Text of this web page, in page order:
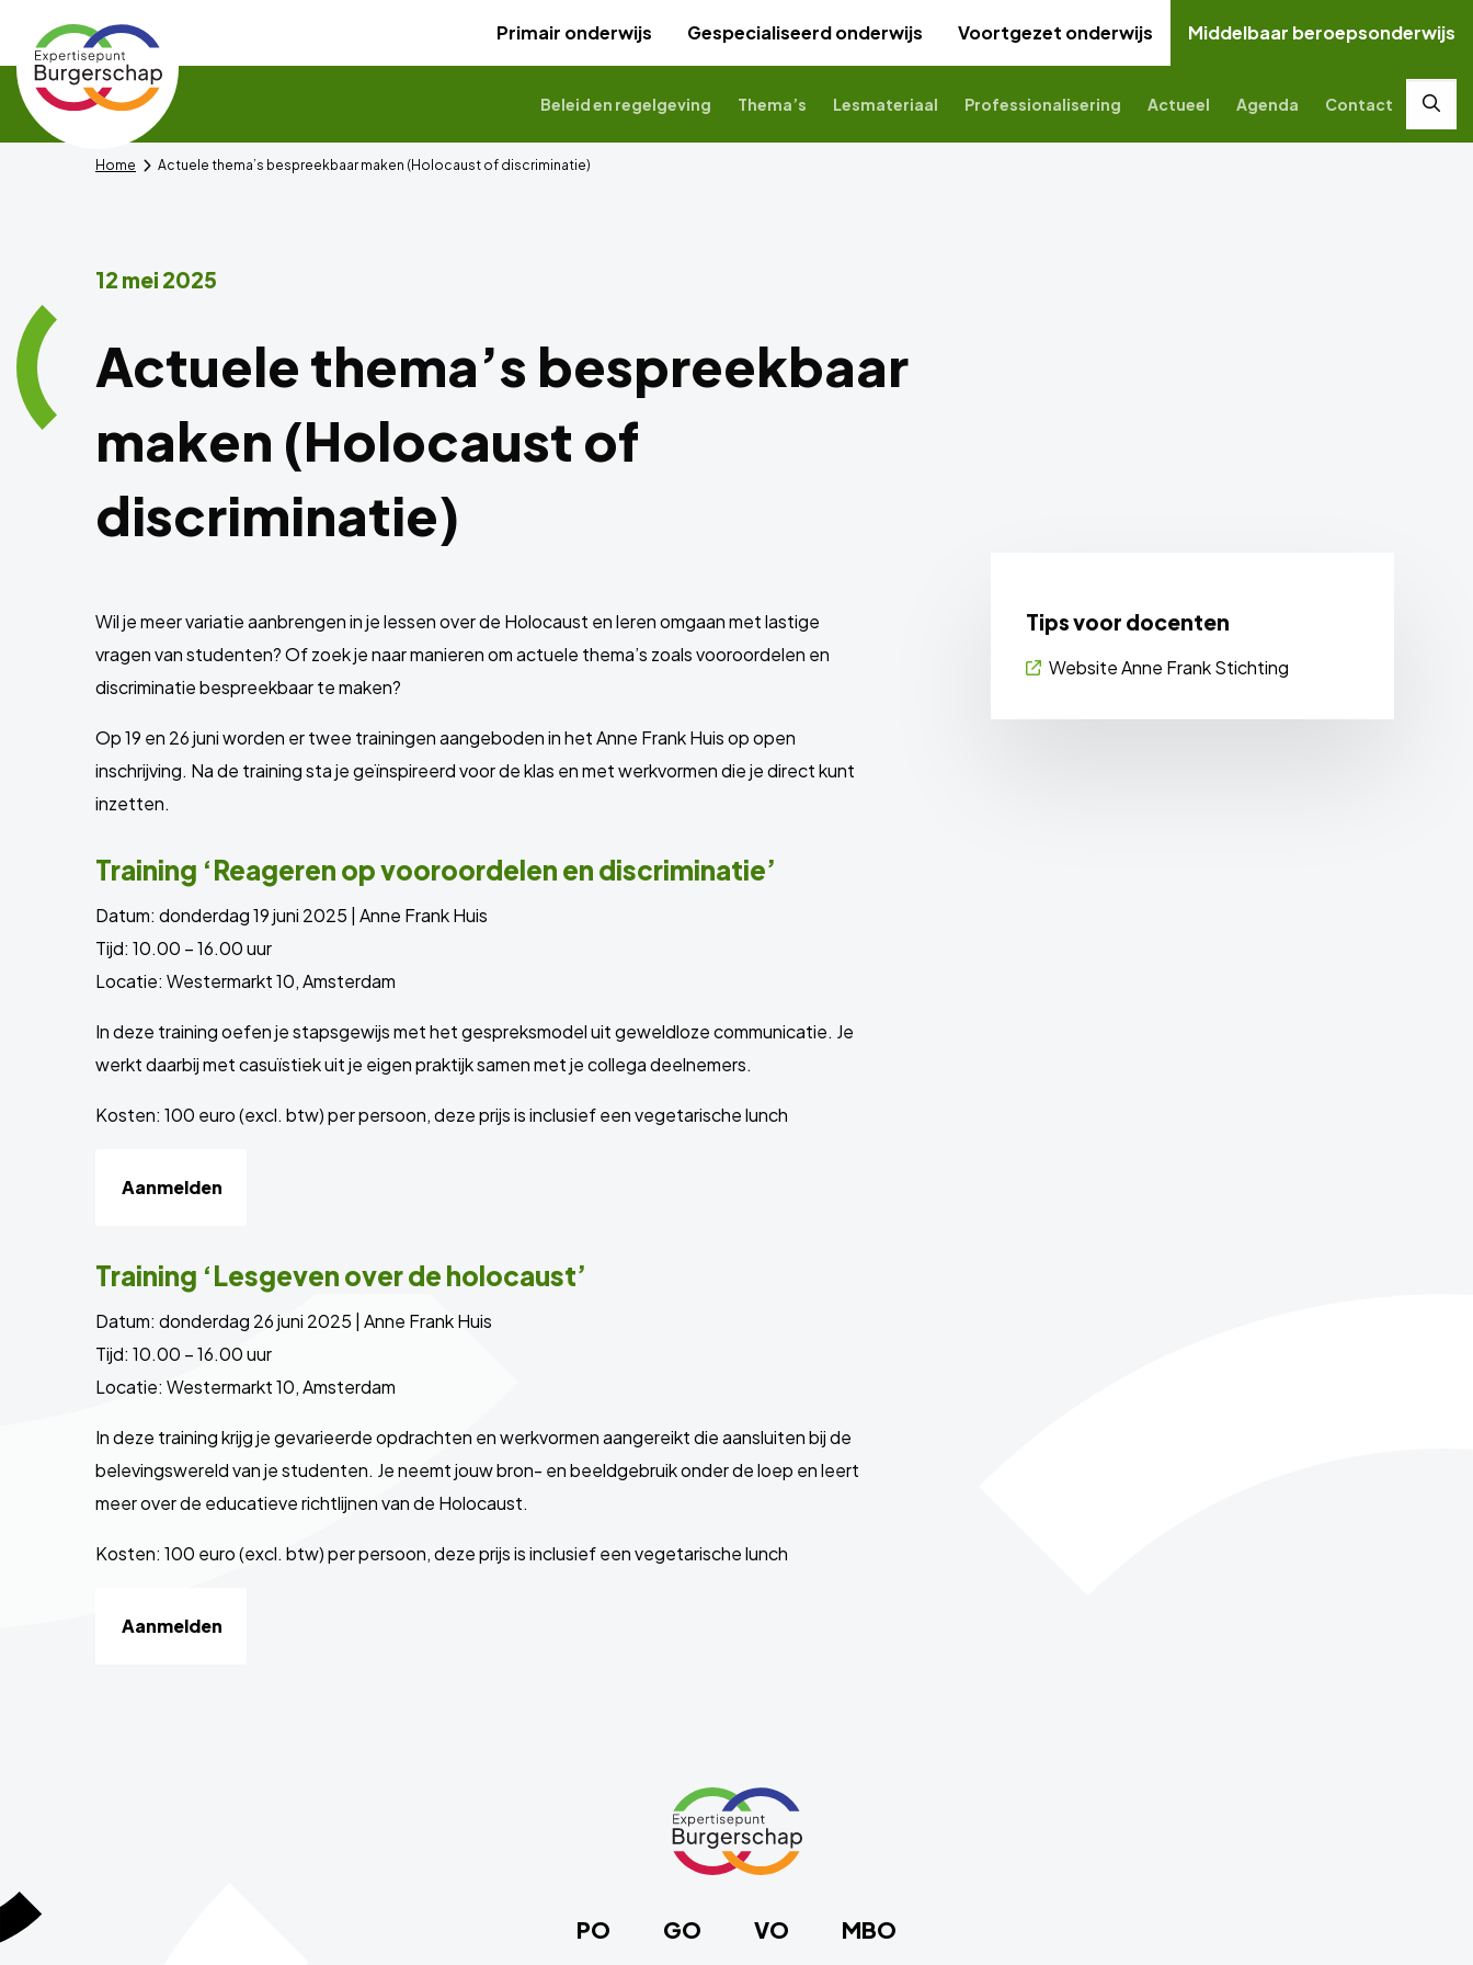
Expertisepunt
Burgerschap
Primair onderwijs Gespecialiseerd onderwijs Voortgezet onderwijs Middelbaar beroepsonderwijs
Beleid en regelgeving Thema’s Lesmateriaal Professionalisering Actueel Agenda Contact
Home Actuele thema’s bespreekbaar maken (Holocaust of discriminatie)
Actuele thema’s bespreekbaar
maken (Holocaust of
discriminatie)
12 mei 2025
Wil je meer variatie aanbrengen in je lessen over de Holocaust en leren omgaan met lastige
vragen van studenten? Of zoek je naar manieren om actuele thema’s zoals vooroordelen en
discriminatie bespreekbaar te maken?
Op 19 en 26 juni worden er twee trainingen aangeboden in het Anne Frank Huis op open
inschrijving. Na de training sta je geïnspireerd voor de klas en met werkvormen die je direct kunt
inzetten.
Training ‘Reageren op vooroordelen en discriminatie’
Datum: donderdag 19 juni 2025 | Anne Frank Huis
Tijd: 10.00 – 16.00 uur
Locatie: Westermarkt 10, Amsterdam
In deze training oefen je stapsgewijs met het gespreksmodel uit geweldloze communicatie. Je
werkt daarbij met casuïstiek uit je eigen praktijk samen met je collega deelnemers.
Kosten: 100 euro (excl. btw) per persoon, deze prijs is inclusief een vegetarische lunch
Aanmelden
Training ‘Lesgeven over de holocaust’
Datum: donderdag 26 juni 2025 | Anne Frank Huis
Tijd: 10.00 – 16.00 uur
Locatie: Westermarkt 10, Amsterdam
In deze training krijg je gevarieerde opdrachten en werkvormen aangereikt die aansluiten bij de
belevingswereld van je studenten. Je neemt jouw bron- en beeldgebruik onder de loep en leert
meer over de educatieve richtlijnen van de Holocaust.
Kosten: 100 euro (excl. btw) per persoon, deze prijs is inclusief een vegetarische lunch
Aanmelden
Tips voor docenten
Website Anne Frank Stichting
PO GO VO MBO